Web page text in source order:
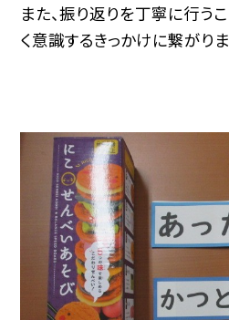
また、振り返りを丁寧に行う
く意識するきっかけに繋がりま